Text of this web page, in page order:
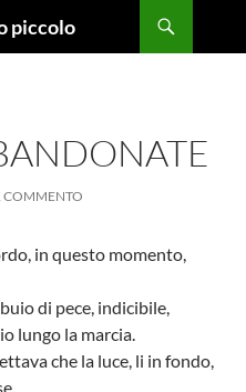
piccolo
COMMENTO
in questo momento,
di pece, indicibile,
lungo la marcia.
che la luce, li in fondo,